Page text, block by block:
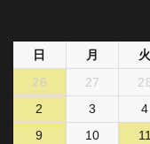
日 月 火
26
27
2
3 4
9
10 11